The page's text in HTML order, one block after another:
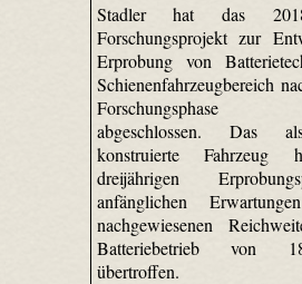
Stadler hat das
Forschungsprojekt zur
Erprobung von
Schienenfahrzeugbereich
Forschungsphase
abgeschlossen. Das
konstruierte
dreijährigen
anfänglichen
nachgewiesenen
Batteriebetrieb von
übertroffen.